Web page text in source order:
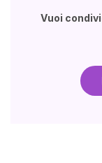
Vuoi